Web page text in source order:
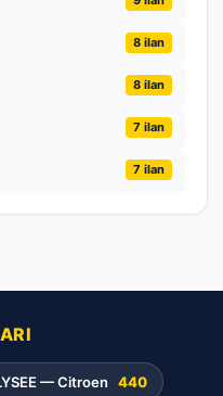
8 ilan
8 ilan
7 ilan
7 ilan
— Citroen 440